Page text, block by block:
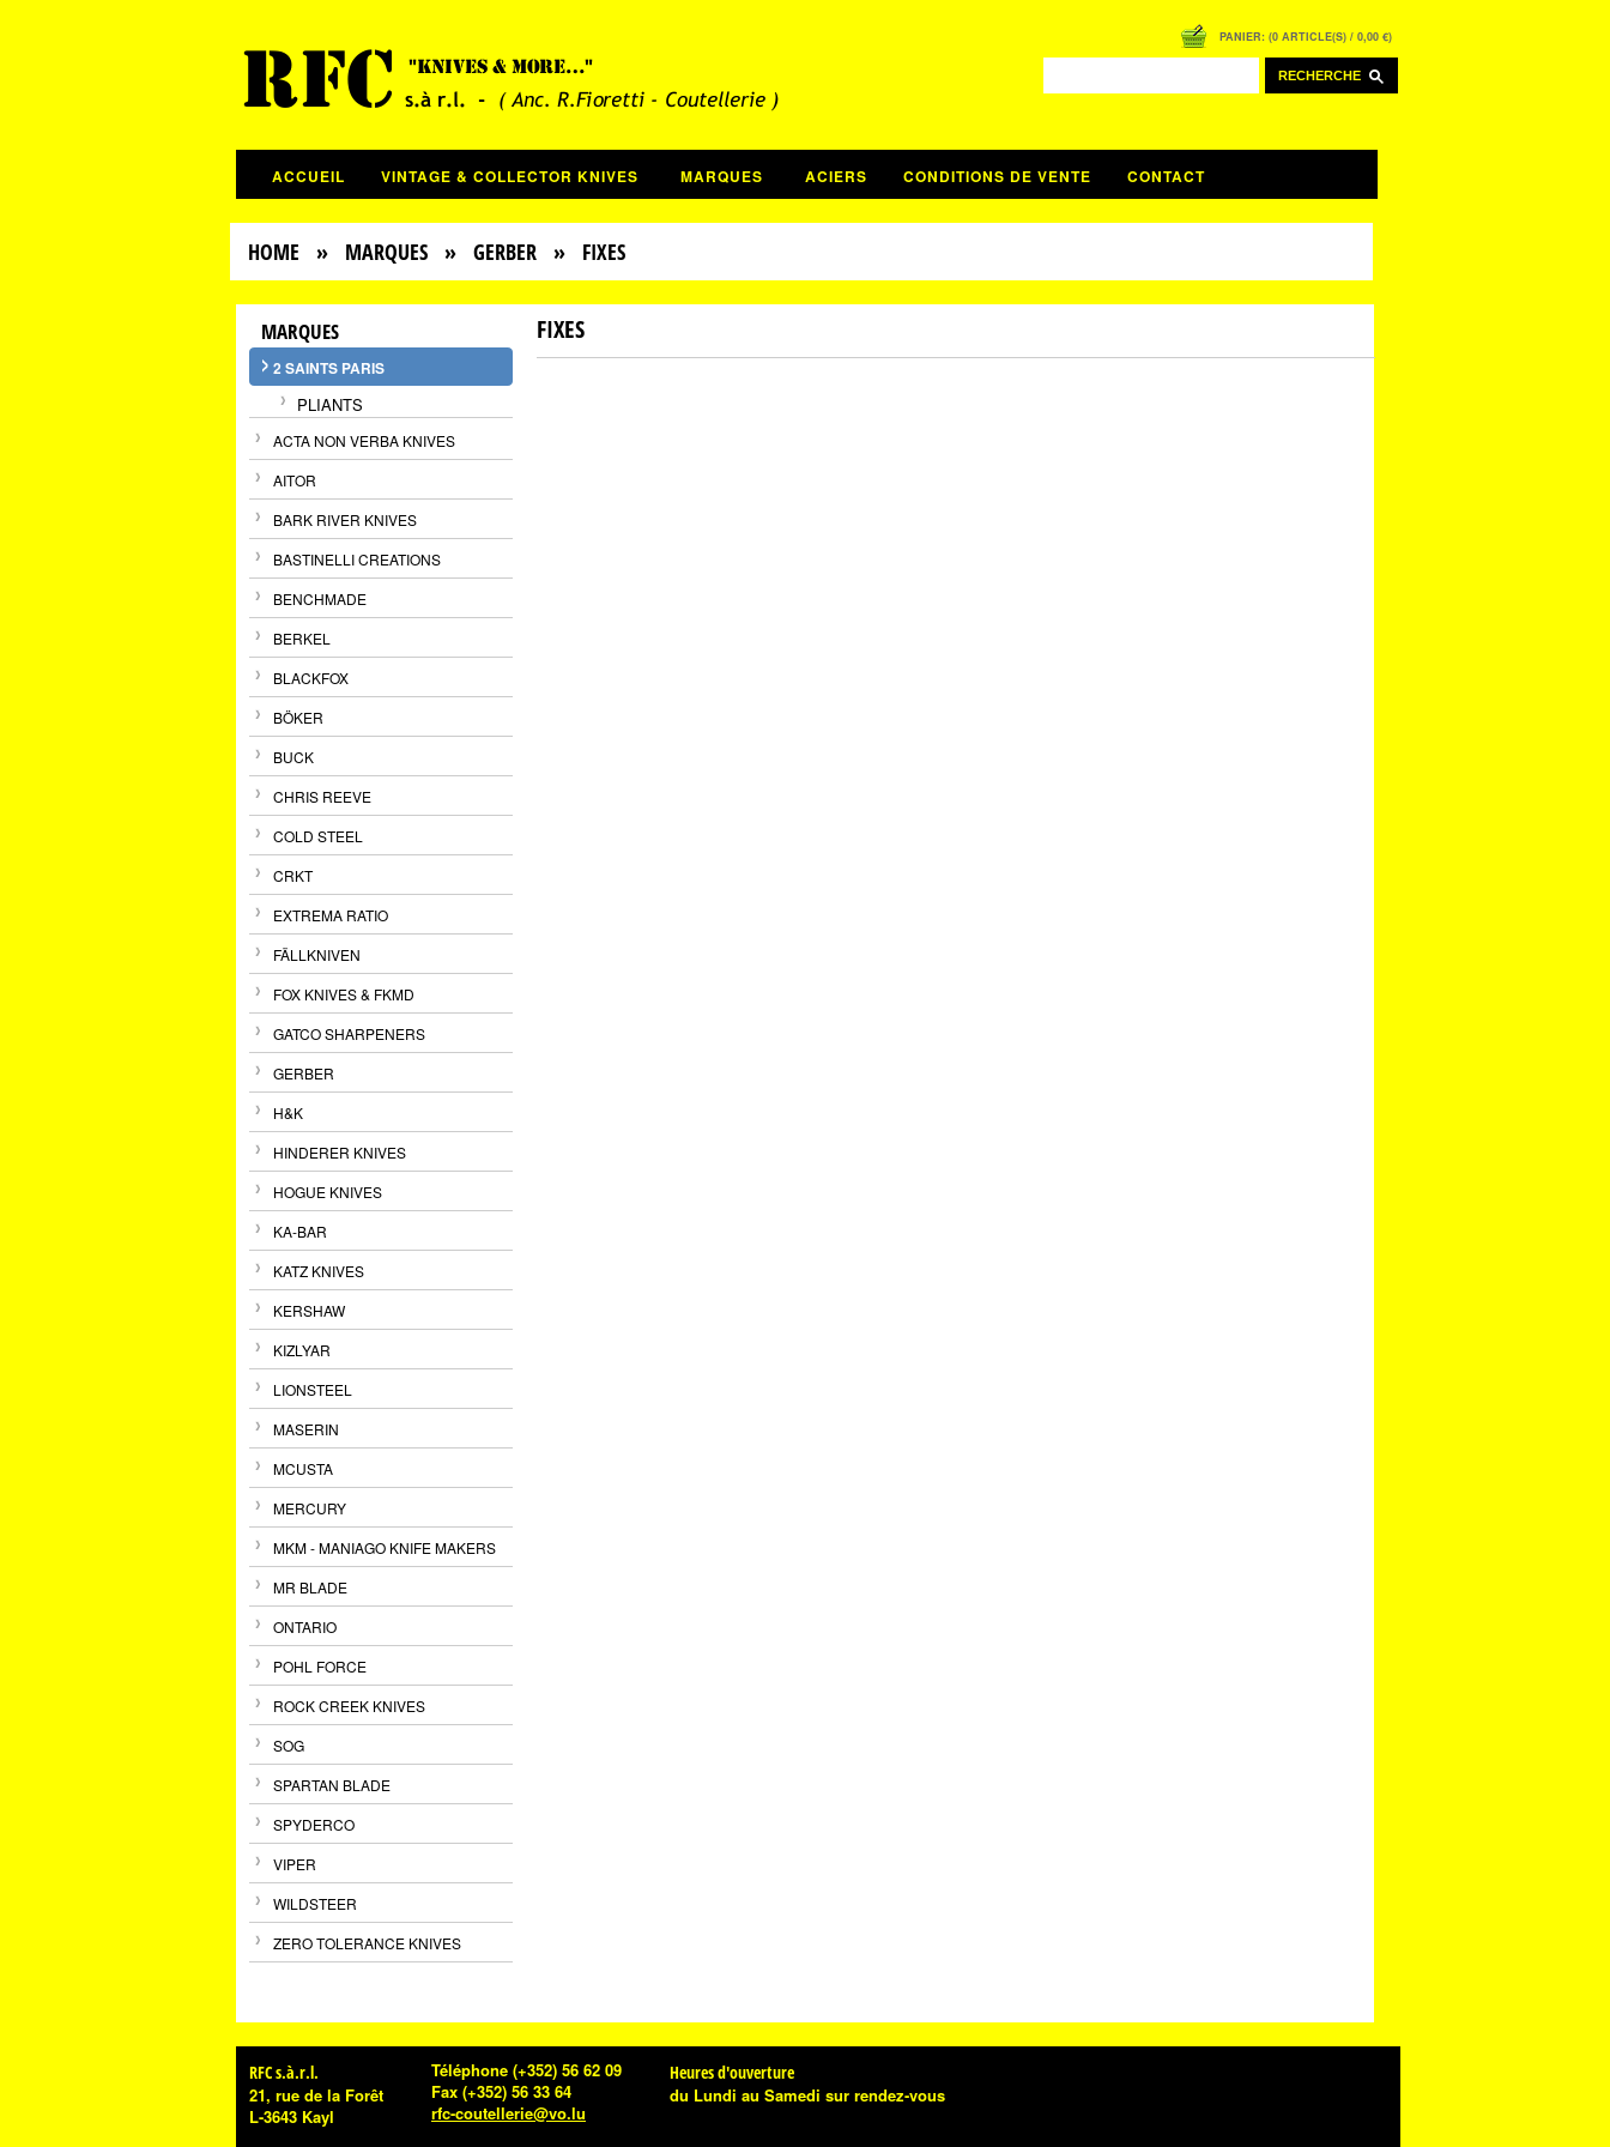
PANIER: (0 ARTICLE(S) / 0,00 €)
RECHERCHE
ACCUEIL VINTAGE & COLLECTOR KNIVES MARQUES ACIERS CONDITIONS DE VENTE CONTACT
HOME » MARQUES » GERBER » FIXES
MARQUES
2 SAINTS PARIS
PLIANTS
ACTA NON VERBA KNIVES
AITOR
BARK RIVER KNIVES
BASTINELLI CREATIONS
BENCHMADE
BERKEL
BLACKFOX
BÖKER
BUCK
CHRIS REEVE
COLD STEEL
CRKT
EXTREMA RATIO
FÄLLKNIVEN
FOX KNIVES & FKMD
GATCO SHARPENERS
GERBER
H&K
HINDERER KNIVES
HOGUE KNIVES
KA-BAR
KATZ KNIVES
KERSHAW
KIZLYAR
LIONSTEEL
MASERIN
MCUSTA
MERCURY
MKM - MANIAGO KNIFE MAKERS
MR BLADE
ONTARIO
POHL FORCE
ROCK CREEK KNIVES
SOG
SPARTAN BLADE
SPYDERCO
VIPER
WILDSTEER
ZERO TOLERANCE KNIVES
FIXES
RFC s.à.r.l.
21, rue de la Forêt
L-3643 Kayl
Téléphone (+352) 56 62 09
Fax (+352) 56 33 64
rfc-coutellerie@vo.lu
Heures d'ouverture
du Lundi au Samedi sur rendez-vous